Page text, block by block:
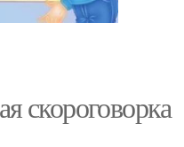
скороговорка